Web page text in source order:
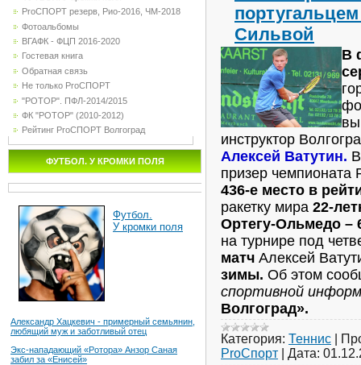
ProСПОРТ резерв, Рио-2016, ЧМ-2018
Фотоальбомы
ВГАФК - ФЦП 2016-2020
Гостевая книга
Обратная связь
Не только ProСПОРТ
"РОТОР". ПФЛ-2014/2015
ФК "РОТОР" (2010-2012)
Рейтинг ProСПОРТ Волгоград
ФУТБОЛ. У КРОМКИ ПОЛЯ
Футбол.
У кромки поля
Александр Хацкевич - примерный семьянин,
любящий муж и заботливый отец
Экс-нападающий «Ротора» Анзор Саная
забил за «Енисей»
Сильвой
В
инструктор
Алексей Ватутин.
призер чемпионата
436-е место в
ракетку мира 22-
Ортегу-Ольмедо –
на турнире под
матч Алексей
зимы. Об этом
спортивной
Волгоград».
Категория: Теннис
ProСпорт
Дата: